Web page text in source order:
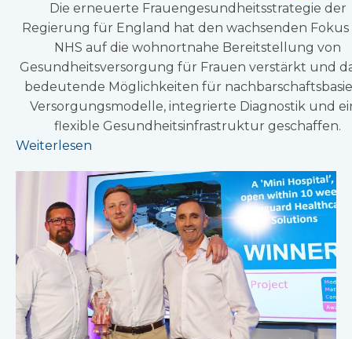
Die erneuerte Frauengesundheitsstrategie der
Regierung für England hat den wachsenden Fokus
NHS auf die wohnortnahe Bereitstellung von
Gesundheitsversorgung für Frauen verstärkt und
bedeutende Möglichkeiten für
Versorgungsmodelle, integrierte Diagnostik und
flexible Gesundheitsinfrastruktur geschaffen.
Weiterlesen